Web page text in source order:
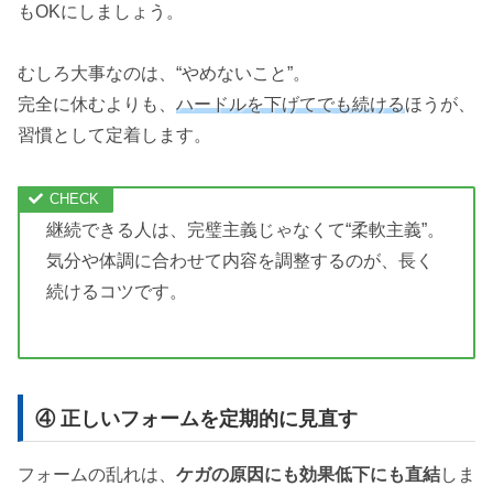
もOKにしましょう。
むしろ大事なのは、“やめないこと”。
完全に休むよりも、 ハードルを下げてでも続けるほうが、
習慣として定着します。
継続できる人は、完璧主義じゃなくて“柔軟主義”。
気分や体調に合わせて内容を調整するのが、長く
続けるコツです。
④ 正しいフォームを定期的に見直す
フォームの乱れは、 ケガの原因にも効果低下にも直結しま